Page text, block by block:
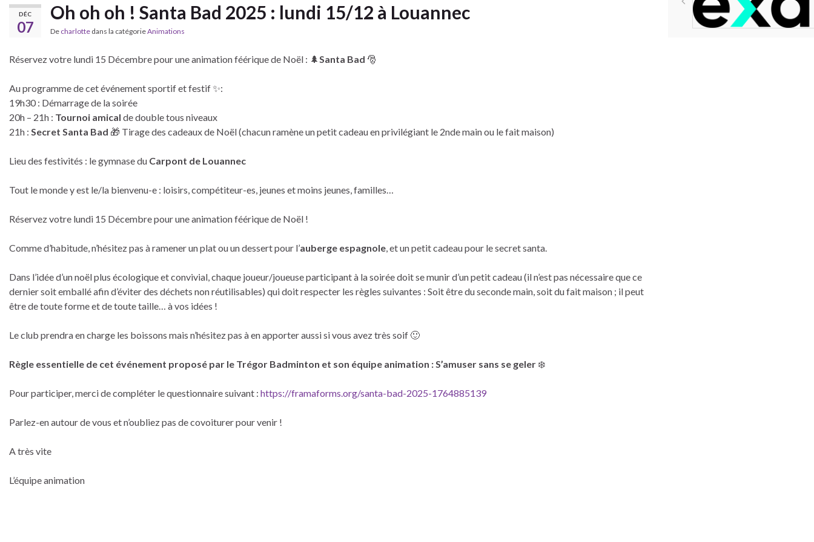
DÉC
07
Oh oh oh ! Santa Bad 2025 : lundi 15/12 à Louannec
De charlotte dans la catégorieAnimations
Réservez votre lundi 15 Décembre pour une animation féérique de Noël : 🌲Santa Bad 🎅
Au programme de cet événement sportif et festif ✨:
19h30 : Démarrage de la soirée
20h – 21h : Tournoi amical de double tous niveaux
21h : Secret Santa Bad 🎁 Tirage des cadeaux de Noël (chacun ramène un petit cadeau en privilégiant le 2nde main ou le fait maison)
Lieu des festivités : le gymnase du Carpont de Louannec
Tout le monde y est le/la bienvenu-e : loisirs, compétiteur-es, jeunes et moins jeunes, familles…
Réservez votre lundi 15 Décembre pour une animation féérique de Noël !
Comme d’habitude, n’hésitez pas à ramener un plat ou un dessert pour l’auberge espagnole, et un petit cadeau pour le secret santa.
Dans l’idée d’un noël plus écologique et convivial, chaque joueur/joueuse participant à la soirée doit se munir d’un petit cadeau (il n’est pas nécessaire que ce
dernier soit emballé afin d’éviter des déchets non réutilisables) qui doit respecter les règles suivantes : Soit être du seconde main, soit du fait maison ; il peut
être de toute forme et de toute taille… à vos idées !
Le club prendra en charge les boissons mais n’hésitez pas à en apporter aussi si vous avez très soif 🙂
Règle essentielle de cet événement proposé par le Trégor Badminton et son équipe animation : S’amuser sans se geler ❄️
Pour participer, merci de compléter le questionnaire suivant : https://framaforms.org/santa-bad-2025-1764885139
Parlez-en autour de vous et n’oubliez pas de covoiturer pour venir !
A très vite
L’équipe animation